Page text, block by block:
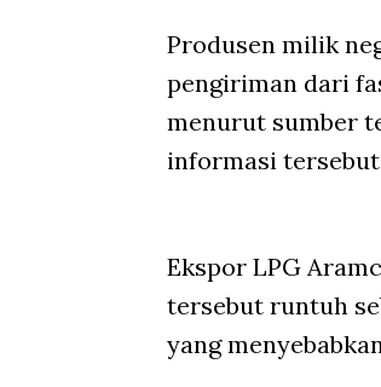
Produsen milik
pengiriman dari
menurut sumber
informasi
Ekspor LPG
tersebut runtuh
yang